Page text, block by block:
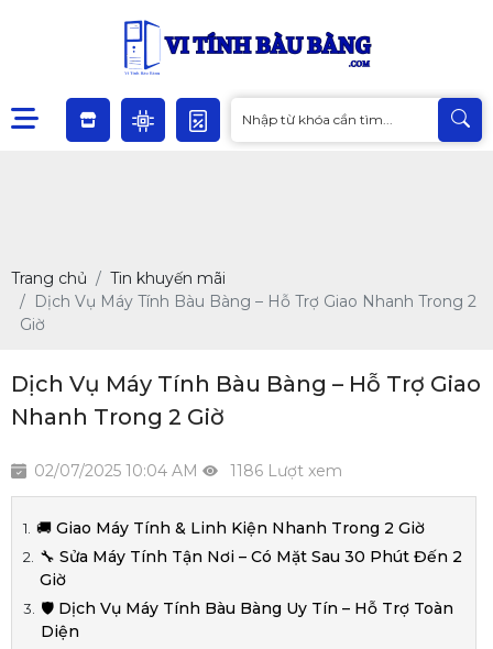
Trang chủ
Tin khuyến mãi
Dịch Vụ Máy Tính Bàu Bàng – Hỗ Trợ Giao Nhanh Trong 2
Giờ
Dịch Vụ Máy Tính Bàu Bàng – Hỗ Trợ Giao
Nhanh Trong 2 Giờ
02/07/2025 10:04 AM 1186 Lượt xem
🚚 Giao Máy Tính & Linh Kiện Nhanh Trong 2 Giờ
🔧 Sửa Máy Tính Tận Nơi – Có Mặt Sau 30 Phút Đến 2
Giờ
🛡️ Dịch Vụ Máy Tính Bàu Bàng Uy Tín – Hỗ Trợ Toàn
Diện